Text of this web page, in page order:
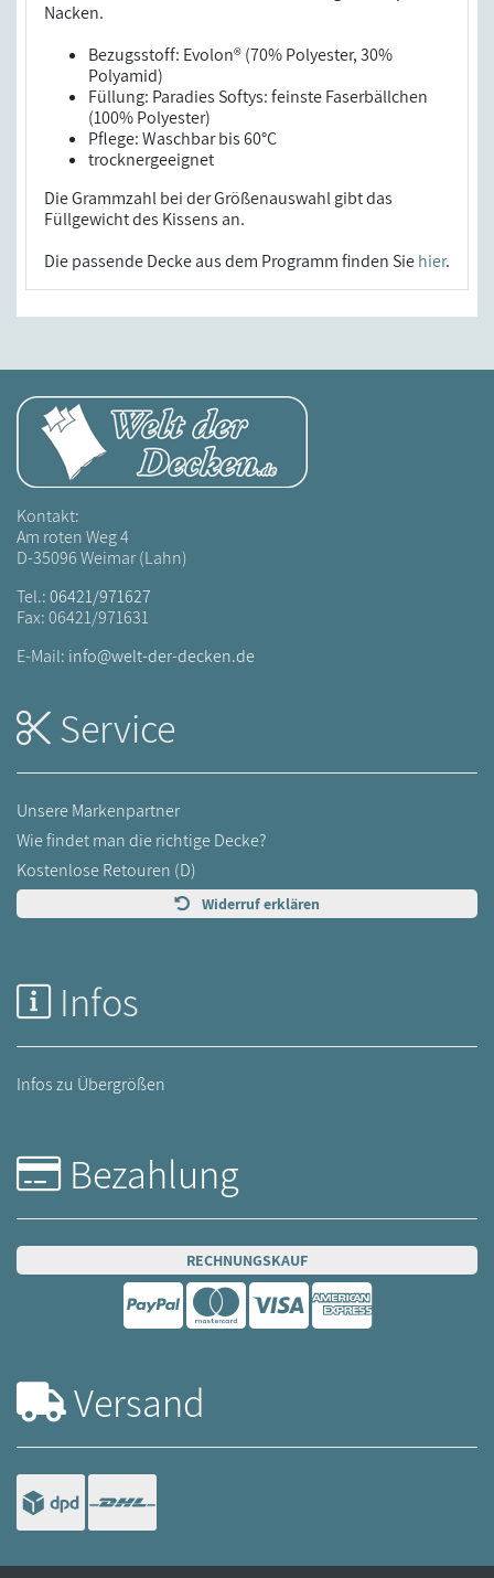
Nacken.
Bezugsstoff: Evolon® (70% Polyester, 30%
Polyamid)
Füllung: Paradies Softys: feinste Faserbällchen
(100% Polyester)
Pflege: Waschbar bis 60°C
trocknergeeignet
Die Grammzahl bei der Größenauswahl gibt das
Füllgewicht des Kissens an.
Die passende Decke aus dem Programm finden Siehier.
Kontakt:
Am roten Weg 4
D-35096 Weimar (Lahn)
Tel.:06421/971627
Fax: 06421/971631
E-Mail: info@welt-der-decken.de
Service
Unsere Markenpartner
Wie findet man die richtige Decke?
Kostenlose Retouren (D)
Widerruf erklären
Infos
Infos zu Übergrößen
Bezahlung
RECHNUNGSKAUF
Versand